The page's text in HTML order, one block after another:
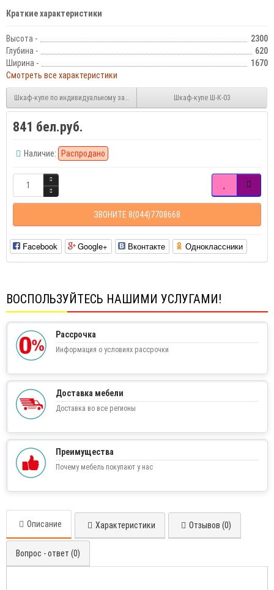
Краткие характеристики
Высота -
2300
Глубина -
620
Ширина -
1670
Смотреть все характеристики
Шкаф-купе по индивидуальному заказу Шкаф-купе Ш-К-03
841 бел.руб.
Наличие: Распродано
ЗВОНИТЕ 8(044)7708668
Facebook Google+ Вконтакте Одноклассники
ВОСПОЛЬЗУЙТЕСЬ НАШИМИ УСЛУГАМИ!
Рассрочка
Информация о условиях рассрочки
Доставка мебели
Доставка во все регионы
Преимущества
Почему мебель покупают у нас
Описание Характеристики Отзывов (0)
Вопрос - ответ (0)